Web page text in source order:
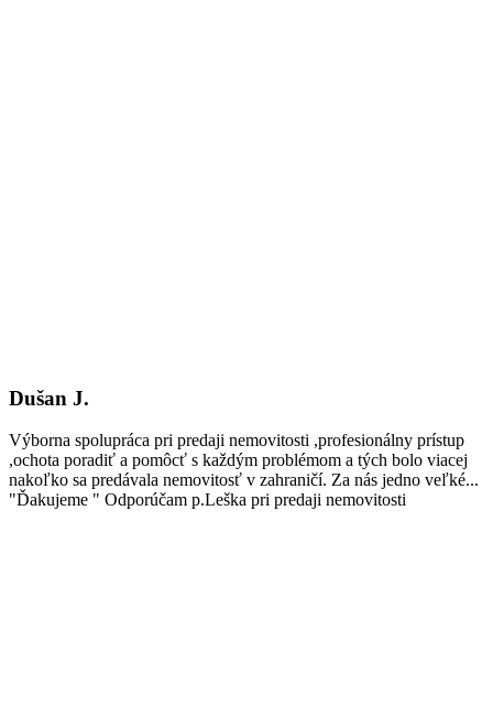
Dušan J.
Výborna spolupráca pri predaji nemovitosti ,profesionálny prístup
,ochota poradiť a pomôcť s každým problémom a tých bolo viacej
nakoľko sa predávala nemovitosť v zahraničí. Za nás jedno veľké...
"Ďakujeme " Odporúčam p.Leška pri predaji nemovitosti